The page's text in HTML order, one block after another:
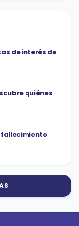
de interés de
quiénes